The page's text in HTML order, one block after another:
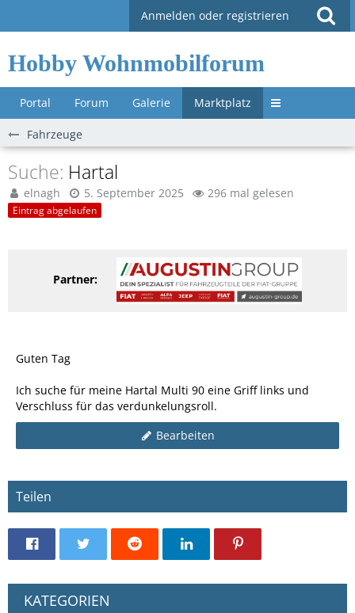
Anmelden oder registrieren
Hobby Wohnmobilforum
Portal Forum Galerie Marktplatz Untermenü »
Fahrzeuge
Suche Hartal
elnagh 5. September 2025 296 mal gelesen
Eintrag abgelaufen
Partner:
Guten Tag
Ich suche für meine Hartal Multi 90 eine Griff links und
Verschluss für das verdunkelungsroll.
Bearbeiten
Teilen
KATEGORIEN